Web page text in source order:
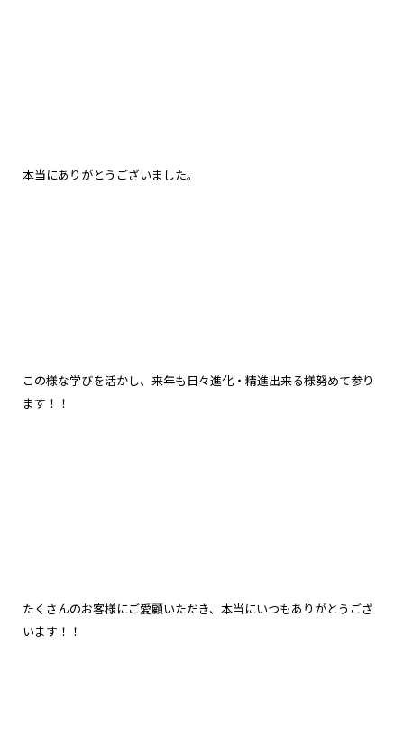
本当にありがとうございました。
この様な学びを活かし、来年も日々進化・精進出来る様努めて参り
ます！！
たくさんのお客様にご愛顧いただき、本当にいつもありがとうござ
います！！